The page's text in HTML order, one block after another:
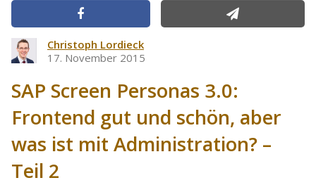
Christoph Lordieck
17. November 2015
SAP Screen Personas 3.0:
Frontend gut und schön, aber
was ist mit Administration? –
Teil 2